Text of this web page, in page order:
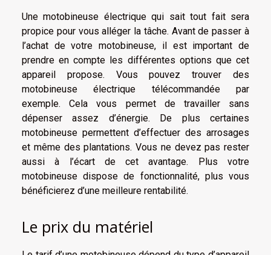
Une motobineuse électrique qui sait tout fait sera
propice pour vous alléger la tâche. Avant de passer à
l’achat de votre motobineuse, il est important de
prendre en compte les différentes options que cet
appareil propose. Vous pouvez trouver des
motobineuse électrique télécommandée par
exemple. Cela vous permet de travailler sans
dépenser assez d’énergie. De plus certaines
motobineuse permettent d’effectuer des arrosages
et même des plantations. Vous ne devez pas rester
aussi à l’écart de cet avantage. Plus votre
motobineuse dispose de fonctionnalité, plus vous
bénéficierez d’une meilleure rentabilité.
Le prix du matériel